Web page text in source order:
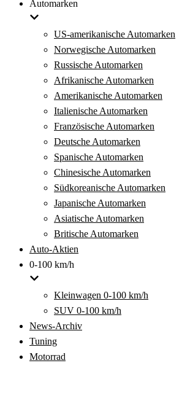
Automarken
US-amerikanische Automarken
Norwegische Automarken
Russische Automarken
Afrikanische Automarken
Amerikanische Automarken
Italienische Automarken
Französische Automarken
Deutsche Automarken
Spanische Automarken
Chinesische Automarken
Südkoreanische Automarken
Japanische Automarken
Asiatische Automarken
Britische Automarken
Auto-Aktien
0-100 km/h
Kleinwagen 0-100 km/h
SUV 0-100 km/h
News-Archiv
Tuning
Motorrad